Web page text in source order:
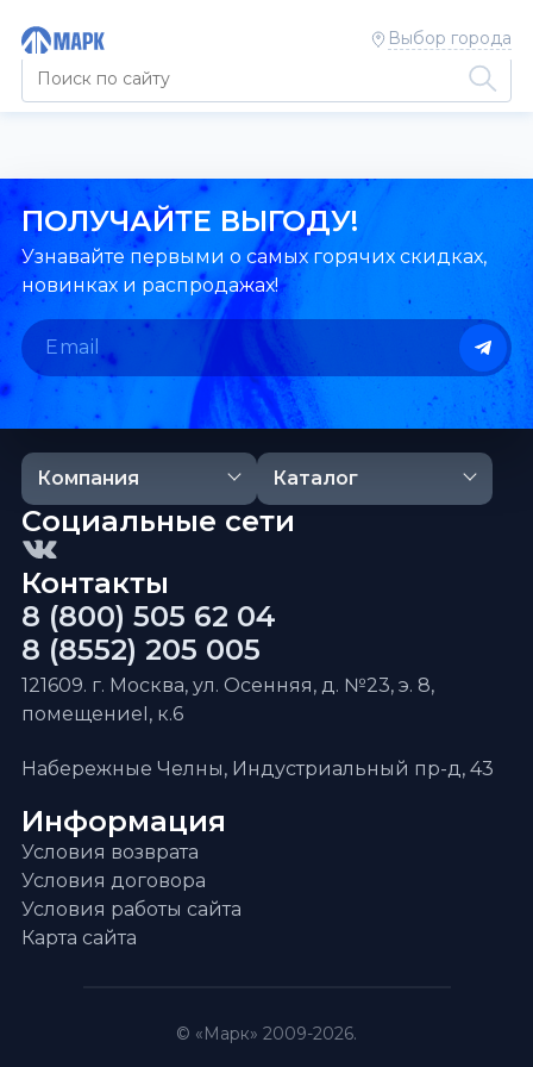
Выбор города
ПОЛУЧАЙТЕ ВЫГОДУ!
Узнавайте первыми о самых горячих скидках,
новинках и распродажах!
Компания Каталог
Информация
Условия возврата
Условия договора
Условия работы сайта
Карта сайта
Контакты
8 (800) 505 62 04
8 (8552) 205 005
121609. г. Москва, ул. Осенняя, д. №23, э. 8,
помещениеI, к.6
Набережные Челны, Индустриальный пр-д, 43
Социальные сети
© «Марк» 2009-2026.